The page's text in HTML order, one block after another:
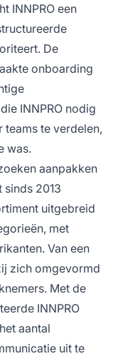
INNPRO een
De
onboarding
INNPRO nodig
te verdelen,
was.
aanpakken
sinds 2013
uitgebreid
met
Van een
zich omgevormd
Met de
INNPRO
aantal
uit te